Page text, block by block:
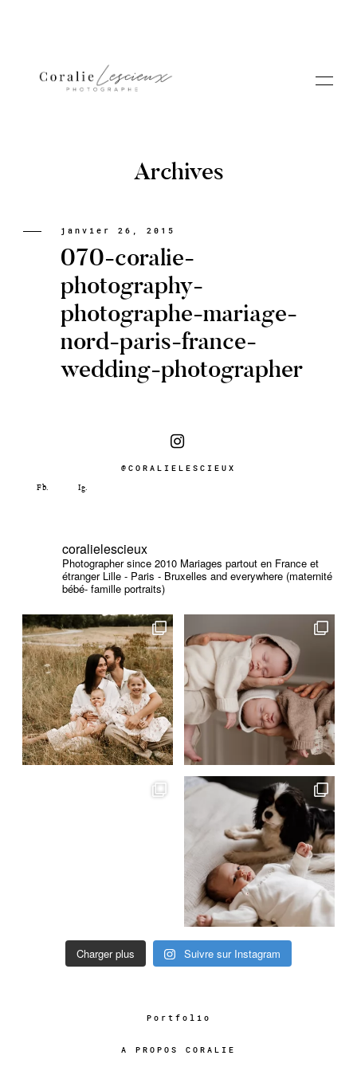
Portfolio
A PROPOS CORALIE
Archives
janvier 26, 2015
070-coralie-
photography-
photographe-mariage-
nord-paris-france-
wedding-photographer
@CORALIELESCIEUX
coralielescieux
Photographer since 2010 Mariages partout en France et
étranger Lille - Paris - Bruxelles and everywhere (maternité
bébé- famille portraits)
Charger plus Suivre sur Instagram
Portfolio
A PROPOS CORALIE